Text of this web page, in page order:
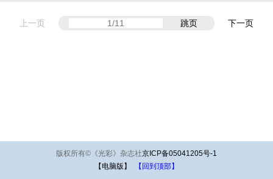
上一页 跳页 下一页
版权所有© 《光彩》杂志社京ICP备05041205号-1
【电脑版】
【回到顶部】